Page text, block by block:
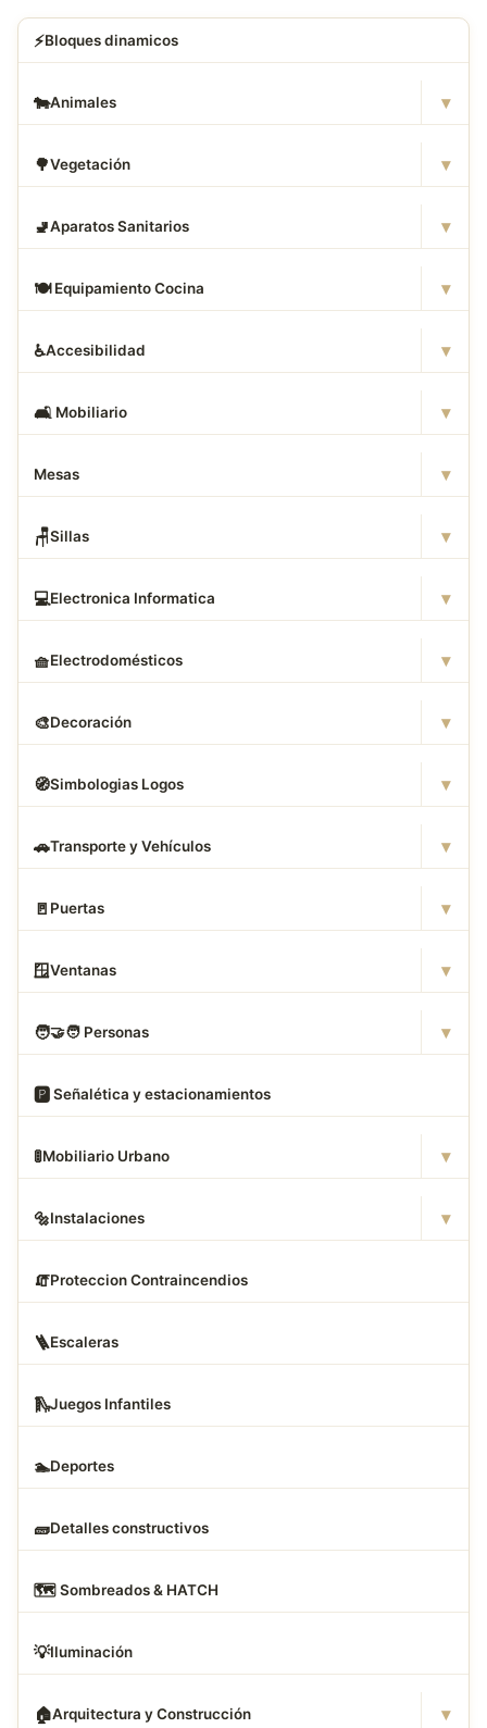
⚡Bloques dinamicos
🐄Animales ▾
🌳Vegetación ▾
🚽Aparatos Sanitarios ▾
🍽️ Equipamiento Cocina ▾
♿Accesibilidad ▾
🛋 ️ Mobiliario ▾
Mesas ▾
🪑Sillas ▾
💻Electronica Informatica ▾
🧺Electrodomésticos ▾
🎨Decoración ▾
🧭Simbologias Logos ▾
🚗Transporte y Vehículos ▾
🚪 Puertas ▾
🪟Ventanas ▾
🧑‍🤝‍🧑 Personas ▾
🅿️ Señalética y estacionamientos
🚦Mobiliario Urbano ▾
🔩Instalaciones ▾
🧯Proteccion Contraincendios
🪜Escaleras
🛝Juegos Infantiles
🏊Deportes
🧱Detalles constructivos
🗺️ Sombreados & HATCH
💡Iluminación
🏠Arquitectura y Construcción ▾